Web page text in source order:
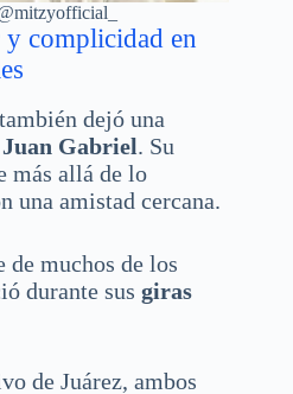
complicidad en
dejó una
Juan Gabriel. Su
más allá de lo
una amistad cercana.
de muchos de los
durante sus giras
de Juárez, ambos